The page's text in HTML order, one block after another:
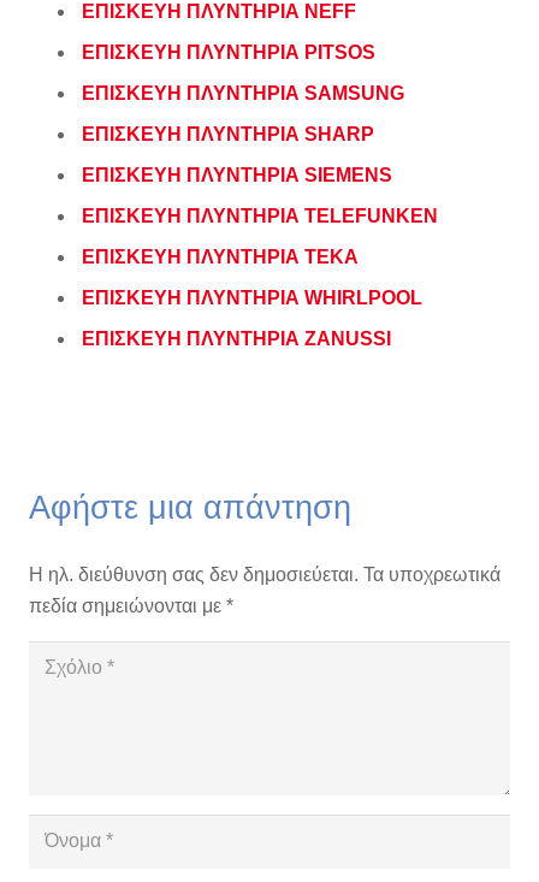
ΕΠΙΣΚΕΥΗ ΠΛΥΝΤΗΡΙΑ NEFF
ΕΠΙΣΚΕΥΗ ΠΛΥΝΤΗΡΙΑ PITSOS
ΕΠΙΣΚΕΥΗ ΠΛΥΝΤΗΡΙΑ SAMSUNG
ΕΠΙΣΚΕΥΗ ΠΛΥΝΤΗΡΙΑ SHARP
ΕΠΙΣΚΕΥΗ ΠΛΥΝΤΗΡΙΑ SIEMENS
ΕΠΙΣΚΕΥΗ ΠΛΥΝΤΗΡΙΑ TELEFUNKEN
ΕΠΙΣΚΕΥΗ ΠΛΥΝΤΗΡΙΑ TEKA
ΕΠΙΣΚΕΥΗ ΠΛΥΝΤΗΡΙΑ WHIRLPOOL
ΕΠΙΣΚΕΥΗ ΠΛΥΝΤΗΡΙΑ ZANUSSI
Αφήστε μια απάντηση
Η ηλ. διεύθυνση σας δεν δημοσιεύεται. Τα υποχρεωτικά
πεδία σημειώνονται με *